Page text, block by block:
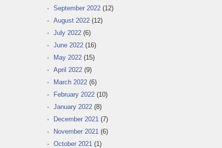
September 2022 (12)
August 2022 (12)
July 2022 (6)
June 2022 (16)
May 2022 (15)
April 2022 (9)
March 2022 (6)
February 2022 (10)
January 2022 (8)
December 2021 (7)
November 2021 (6)
October 2021 (1)